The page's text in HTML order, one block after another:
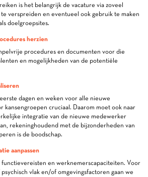
is het belangrijk de vacature via zoveel
verspreiden en eventueel ook gebruik te maken
doelgroepsites.
herzien
procedures en documenten voor die
en mogelijkheden van de potentiële
dagen en weken voor alle nieuwe
kansengroepen cruciaal. Daarom moet ook naar
integratie van de nieuwe medewerker
rekeninghoudend met de bijzonderheden van
is de boodschap.
aanpassen
functievereisten en werknemerscapaciteiten. Voor
vlak en/of omgevingsfactoren gaan we